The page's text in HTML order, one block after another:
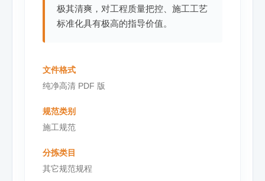
极其清爽，对工程质量把控、施工工艺
标准化具有极高的指导价值。
文件格式
纯净高清 PDF 版
规范类别
施工规范
分拣类目
其它规范规程